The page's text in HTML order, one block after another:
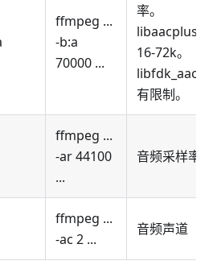
ffmpeg ...
-b:a
70000 ...
率。
libaacplus
16-72k。
libfdk_aac
有限制。
ffmpeg ...
-ar 44100
...
音频采样率
ffmpeg ...
-ac 2 ...
音频声道